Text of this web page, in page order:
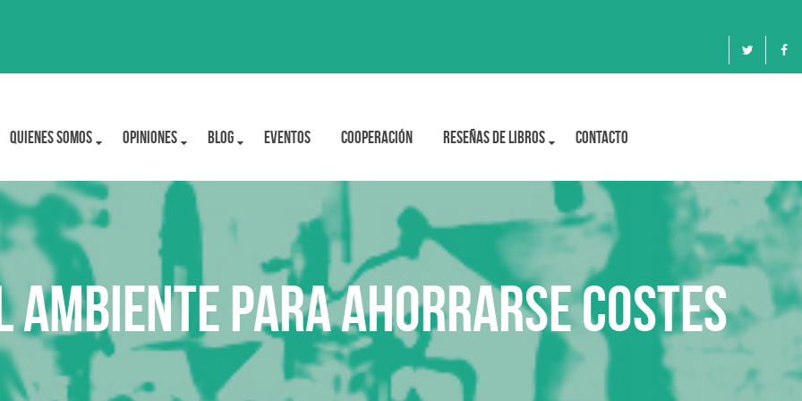
Quienes Somos OPINIONES BLOG Eventos Cooperación Reseñas de libros Contacto
ambiente para ahorrarse costes